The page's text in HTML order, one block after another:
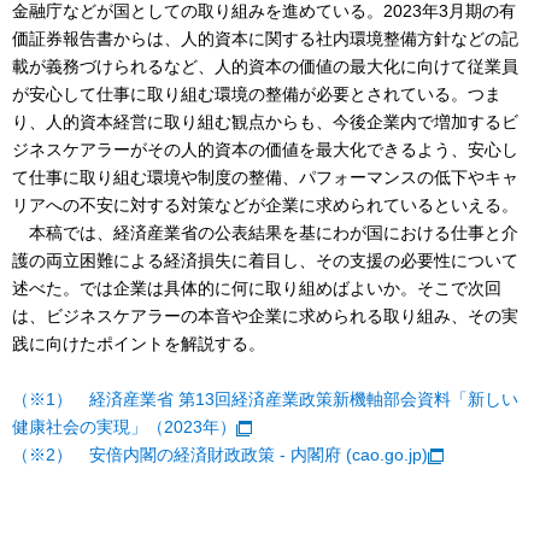
金融庁などが国としての取り組みを進めている。2023年3月期の有
価証券報告書からは、人的資本に関する社内環境整備方針などの記
載が義務づけられるなど、人的資本の価値の最大化に向けて従業員
が安心して仕事に取り組む環境の整備が必要とされている。つま
り、人的資本経営に取り組む観点からも、今後企業内で増加するビ
ジネスケアラーがその人的資本の価値を最大化できるよう、安心し
て仕事に取り組む環境や制度の整備、パフォーマンスの低下やキャ
リアへの不安に対する対策などが企業に求められているといえる。
本稿では、経済産業省の公表結果を基にわが国における仕事と介
護の両立困難による経済損失に着目し、その支援の必要性について
述べた。では企業は具体的に何に取り組めばよいか。そこで次回
は、ビジネスケアラーの本音や企業に求められる取り組み、その実
践に向けたポイントを解説する。
（※1）
経済産業省 第13回経済産業政策新機軸部会資料「新しい
健康社会の実現」（2023年）
（※2）
安倍内閣の経済財政政策 - 内閣府 (cao.go.jp)